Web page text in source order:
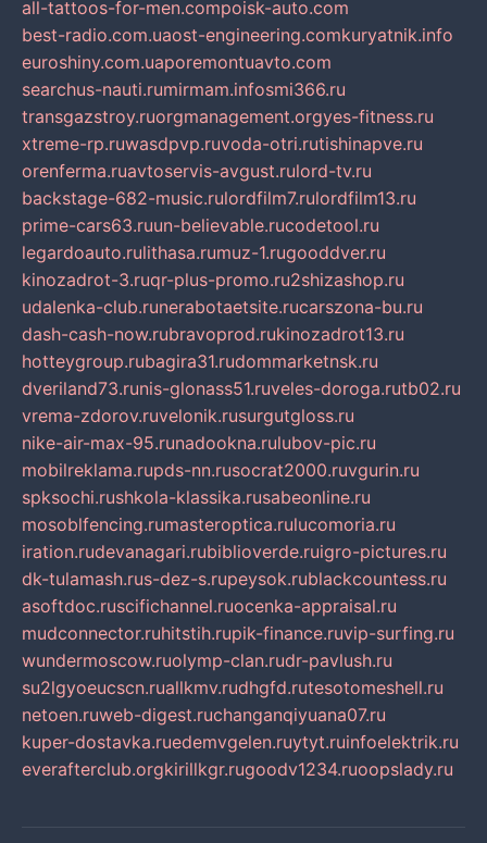
all-tattoos-for-men.compoisk-auto.com
best-radio.com.uaost-engineering.comkuryatnik.info
euroshiny.com.uaporemontuavto.com
searchus-nauti.rumirmam.infosmi366.ru
transgazstroy.ruorgmanagement.orgyes-fitness.ru
xtreme-rp.ruwasdpvp.ruvoda-otri.rutishinapve.ru
orenferma.ruavtoservis-avgust.rulord-tv.ru
backstage-682-music.rulordfilm7.rulordfilm13.ru
prime-cars63.ruun-believable.rucodetool.ru
legardoauto.rulithasa.rumuz-1.rugooddver.ru
kinozadrot-3.ruqr-plus-promo.ru2shizashop.ru
udalenka-club.runerabotaetsite.rucarszona-bu.ru
dash-cash-now.rubravoprod.rukinozadrot13.ru
hotteygroup.rubagira31.rudommarketnsk.ru
dveriland73.runis-glonass51.ruveles-doroga.rutb02.ru
vrema-zdorov.ruvelonik.rusurgutgloss.ru
nike-air-max-95.runadookna.rulubov-pic.ru
mobilreklama.rupds-nn.rusocrat2000.ruvgurin.ru
spksochi.rushkola-klassika.rusabeonline.ru
mosoblfencing.rumasteroptica.rulucomoria.ru
iration.rudevanagari.rubiblioverde.ruigro-pictures.ru
dk-tulamash.rus-dez-s.rupeysok.rublackcountess.ru
asoftdoc.ruscifichannel.ruocenka-appraisal.ru
mudconnector.ruhitstih.rupik-finance.ruvip-surfing.ru
wundermoscow.ruolymp-clan.rudr-pavlush.ru
su2lgyoeucscn.ruallkmv.rudhgfd.rutesotomeshell.ru
netoen.ruweb-digest.ruchanganqiyuana07.ru
kuper-dostavka.ruedemvgelen.ruytyt.ruinfoelektrik.ru
everafterclub.orgkirillkgr.rugoodv1234.ruoopslady.ru